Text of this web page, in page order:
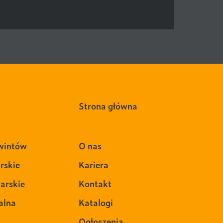
Strona główna
O nas
Kariera
Kontakt
Katalogi